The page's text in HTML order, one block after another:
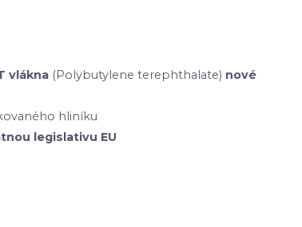
vlákna (Polybutylene terephthalate) nové
hliníku
legislativu EU